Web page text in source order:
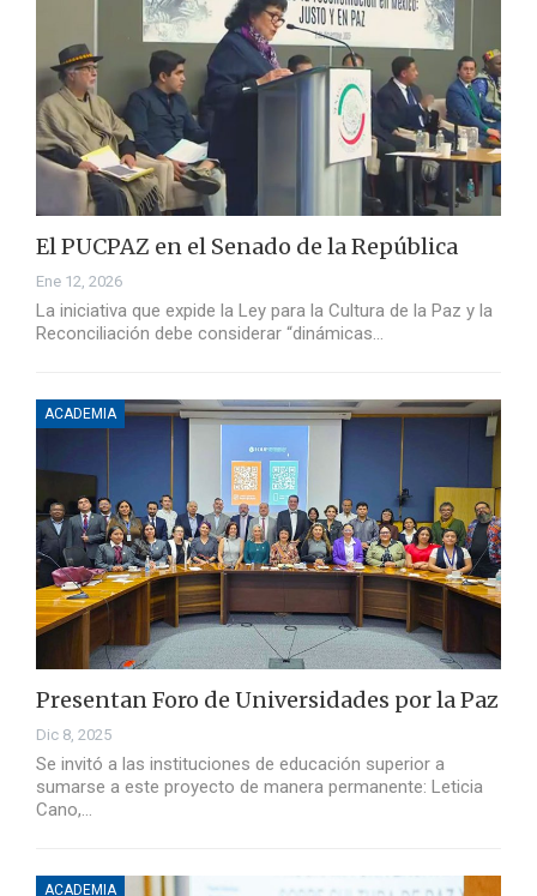
El PUCPAZ en el Senado de la República
Ene 12, 2026
La iniciativa que expide la Ley para la Cultura de la Paz y la
Reconciliación debe considerar “dinámicas…
ACADEMIA
Presentan Foro de Universidades por la Paz
Dic 8, 2025
Se invitó a las instituciones de educación superior a
sumarse a este proyecto de manera permanente: Leticia
Cano,…
ACADEMIA